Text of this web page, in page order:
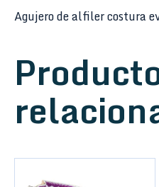
Agujero de alfiler costura